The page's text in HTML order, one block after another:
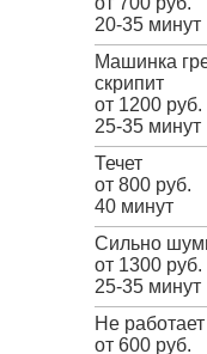
20-35 минут
Машинка
скрипит
от 1200 руб.
25-35 минут
Течет
от 800 руб.
40 минут
Сильно
от 1300 руб.
25-35 минут
Не
от 600 руб.